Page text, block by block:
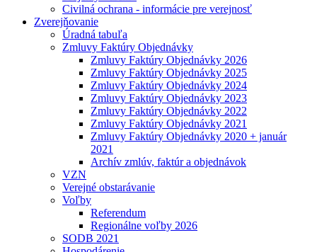
Civilná ochrana - informácie pre verejnosť
Zverejňovanie
Úradná tabuľa
Zmluvy Faktúry Objednávky
Zmluvy Faktúry Objednávky 2026
Zmluvy Faktúry Objednávky 2025
Zmluvy Faktúry Objednávky 2024
Zmluvy Faktúry Objednávky 2023
Zmluvy Faktúry Objednávky 2022
Zmluvy Faktúry Objednávky 2021
Zmluvy Faktúry Objednávky 2020 + január
2021
Archív zmlúv, faktúr a objednávok
VZN
Verejné obstarávanie
Voľby
Referendum
Regionálne voľby 2026
SODB 2021